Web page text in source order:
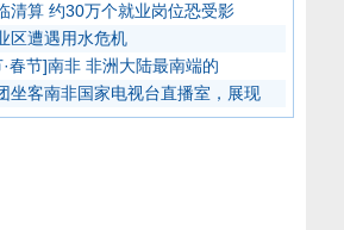
清算 约30万个就业岗位恐受影
区遭遇用水危机
春节]南非 非洲大陆最南端的
坐客南非国家电视台直播室，展现